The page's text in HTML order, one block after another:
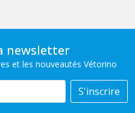
newsletter
et les nouveautés Vétorino
S'inscrire